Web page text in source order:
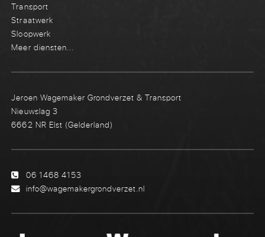
Transport
Straatwerk
Sloopwerk
Meer diensten...
Jeroen Wagemaker Grondverzet & Transport
Nieuwslag 3
6662 NR Elst (Gelderland)
06 1468 4153
info@wagemakergrondverzet.nl